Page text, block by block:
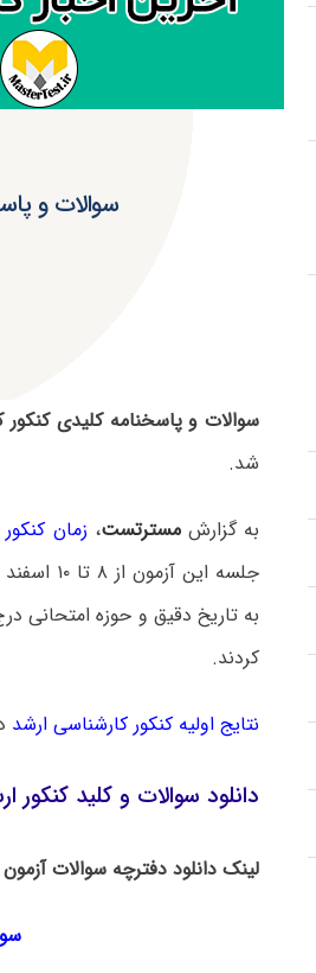
سوالات و
سوالات و پاسخنامه کلیدی کنکور
شد.
به گزارشمسترتست، زمان
جلسه
به تاریخ دقیق و حوزه امتحانی
کردند.
نتایج اولیه کنکور کارشناسی ارشد
دانلود سوالات و کلید کنکور
لینک دانلود دفترچه سوالات